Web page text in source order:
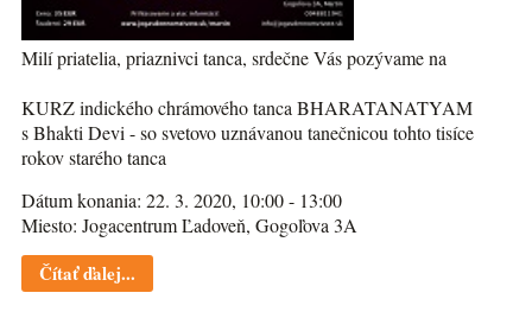
Milí priatelia, priaznivci tanca, srdečne Vás pozývame na
KURZ indického chrámového tanca BHARATANATYAM
s Bhakti Devi - so svetovo uznávanou tanečnicou tohto tisíce
rokov starého tanca
Dátum konania: 22. 3. 2020, 10:00 - 13:00
Miesto: Jogacentrum Ľadoveň, Gogoľova 3A
Čítať ďalej...